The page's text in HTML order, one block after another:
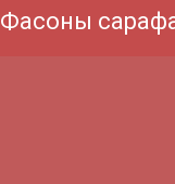
Фасоны